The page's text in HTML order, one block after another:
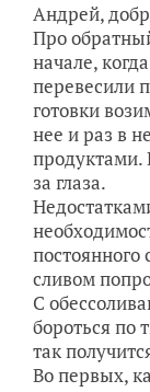
Андрей,
Про
начале,
перевесили
готовки
нее и раз в
продуктами.
за глаза.
постоянного
сливом
С
бороться по
так
Во первых,